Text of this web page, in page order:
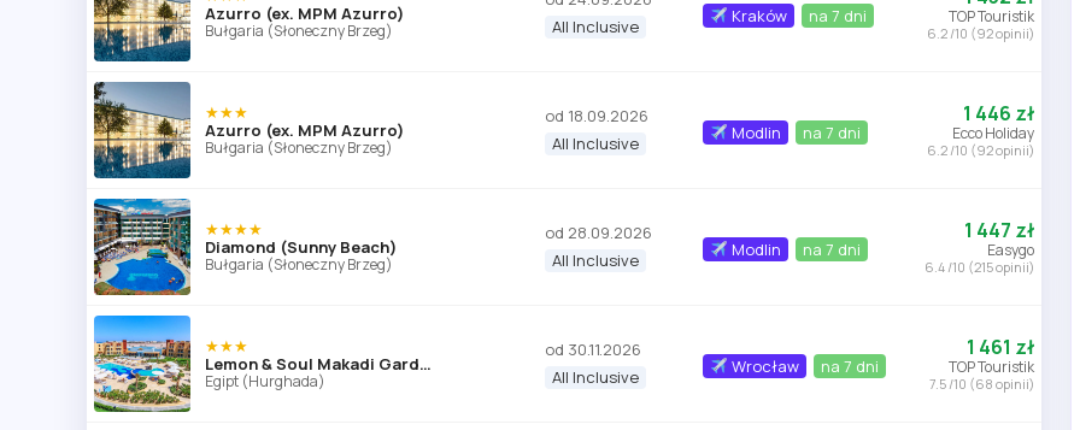
Azurro (ex. MPM Azurro)
Bułgaria (Słoneczny Brzeg)
All Inclusive
Kraków na 7 dni TOP Touristik
6.2 /10 (92 opinii)
★★★
Azurro (ex. MPM Azurro)
Bułgaria (Słoneczny Brzeg)
od 18.09.2026
All Inclusive
Modlin na 7 dni
1 446 zł
Ecco Holiday
6.2 /10 (92 opinii)
★★★★
Diamond (Sunny Beach)
Bułgaria (Słoneczny Brzeg)
od 28.09.2026
All Inclusive
Modlin na 7 dni
1 447 zł
Easygo
6.4 /10 (215 opinii)
★★★
Lemon & Soul Makadi Garden (ex Labranda Garden Makadi)
Egipt (Hurghada)
od 30.11.2026
All Inclusive
Wrocław na 7 dni
1 461 zł
TOP Touristik
7.5 /10 (68 opinii)